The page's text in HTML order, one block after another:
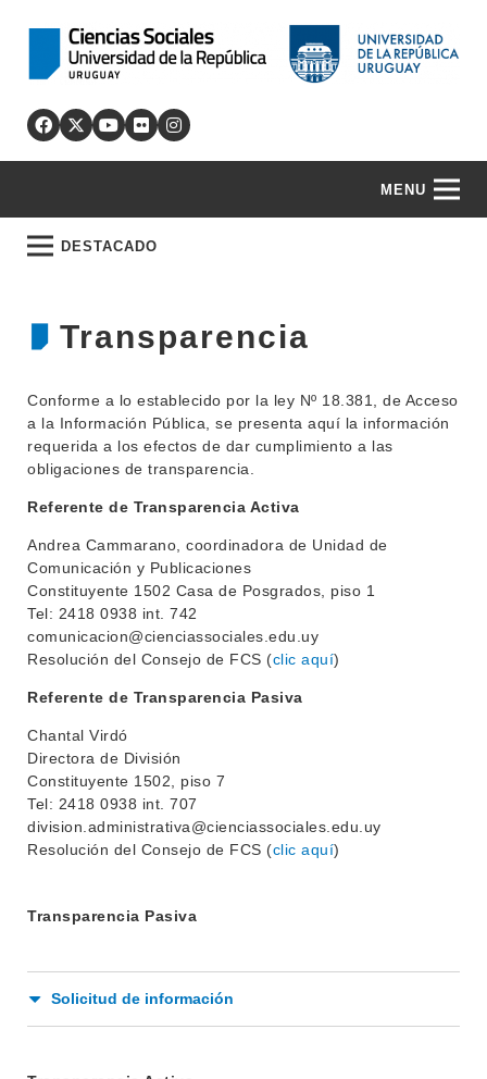
MENU
DESTACADO
Transparencia
Conforme a lo establecido por la ley Nº 18.381, de Acceso
a la Información Pública, se presenta aquí la información
requerida a los efectos de dar cumplimiento a las
obligaciones de transparencia.
Referente de Transparencia Activa
Andrea Cammarano, coordinadora de Unidad de
Comunicación y Publicaciones
Constituyente 1502 Casa de Posgrados, piso 1
Tel: 2418 0938 int. 742
comunicacion@cienciassociales.edu.uy
Resolución del Consejo de FCS (clic aquí)
Referente de Transparencia Pasiva
Chantal Virdó
Directora de División
Constituyente 1502, piso 7
Tel: 2418 0938 int. 707
division.administrativa@cienciassociales.edu.uy
Resolución del Consejo de FCS (clic aquí)
Transparencia Pasiva
Solicitud de información